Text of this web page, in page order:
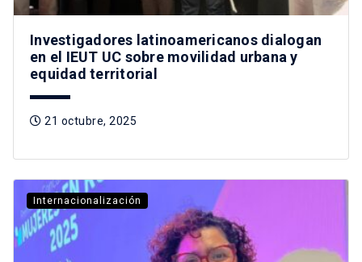
Investigadores latinoamericanos dialogan
en el IEUT UC sobre movilidad urbana y
equidad territorial
21 octubre, 2025
Internacionalización